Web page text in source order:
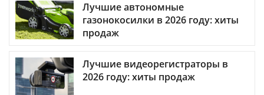
Лучшие автономные
газонокосилки в 2026 году: хиты
продаж
Лучшие видеорегистраторы в
2026 году: хиты продаж